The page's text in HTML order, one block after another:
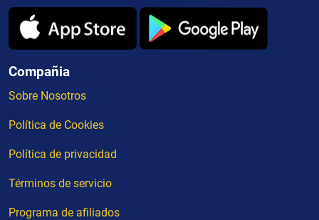
Compañia
Sobre Nosotros
Política de Cookies
Política de privacidad
Términos de servicio
Programa de afiliados